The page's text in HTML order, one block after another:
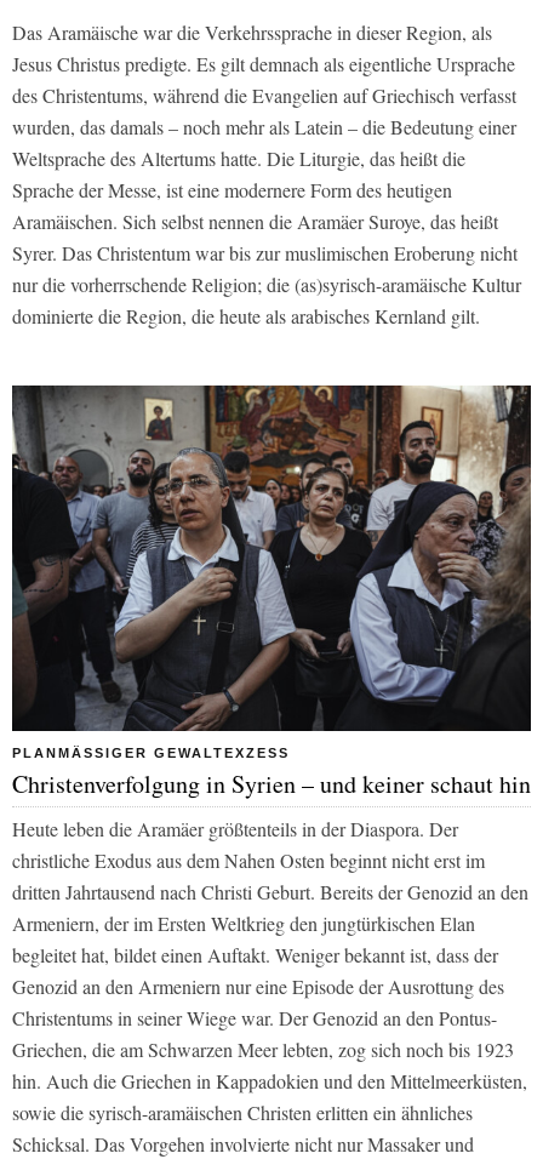
Das Aramäische war die Verkehrssprache in dieser Region, als
Jesus Christus predigte. Es gilt demnach als eigentliche Ursprache
des Christentums, während die Evangelien auf Griechisch verfasst
wurden, das damals – noch mehr als Latein – die Bedeutung einer
Weltsprache des Altertums hatte. Die Liturgie, das heißt die
Sprache der Messe, ist eine modernere Form des heutigen
Aramäischen. Sich selbst nennen die Aramäer Suroye, das heißt
Syrer. Das Christentum war bis zur muslimischen Eroberung nicht
nur die vorherrschende Religion; die (as)syrisch-aramäische Kultur
dominierte die Region, die heute als arabisches Kernland gilt.
PLANMÄSSIGER GEWALTEXZESS
Christenverfolgung in Syrien – und keiner schaut hin
Heute leben die Aramäer größtenteils in der Diaspora. Der
christliche Exodus aus dem Nahen Osten beginnt nicht erst im
dritten Jahrtausend nach Christi Geburt. Bereits der Genozid an den
Armeniern, der im Ersten Weltkrieg den jungtürkischen Elan
begleitet hat, bildet einen Auftakt. Weniger bekannt ist, dass der
Genozid an den Armeniern nur eine Episode der Ausrottung des
Christentums in seiner Wiege war. Der Genozid an den Pontus-
Griechen, die am Schwarzen Meer lebten, zog sich noch bis 1923
hin. Auch die Griechen in Kappadokien und den Mittelmeerküsten,
sowie die syrisch-aramäischen Christen erlitten ein ähnliches
Schicksal. Das Vorgehen involvierte nicht nur Massaker und